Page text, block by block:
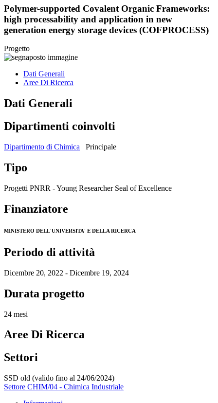
Polymer-supported Covalent Organic Frameworks:
high processability and application in new
generation energy storage devices (COFPROCESS)
Progetto
Dati Generali
Aree Di Ricerca
Dati Generali
Dipartimenti coinvolti
Dipartimento di Chimica Principale
Tipo
Progetti PNRR - Young Researcher Seal of Excellence
Finanziatore
MINISTERO DELL'UNIVERSITA' E DELLA RICERCA
Periodo di attività
Dicembre 20, 2022 - Dicembre 19, 2024
Durata progetto
24 mesi
Aree Di Ricerca
Settori
SSD old (valido fino al 24/06/2024)
Settore CHIM/04 - Chimica Industriale